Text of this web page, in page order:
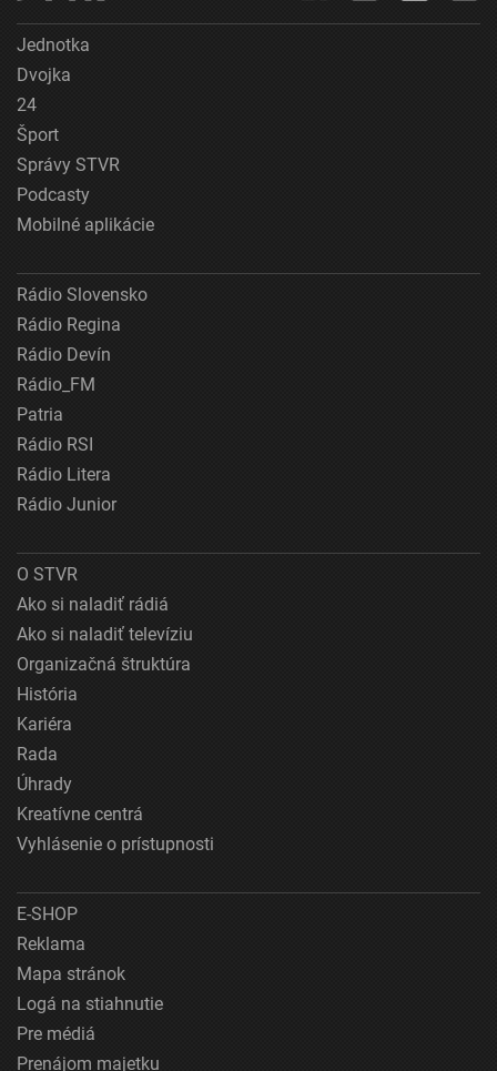
Jednotka
Dvojka
24
Šport
Správy STVR
Podcasty
Mobilné aplikácie
Rádio Slovensko
Rádio Regina
Rádio Devín
Rádio_FM
Patria
Rádio RSI
Rádio Litera
Rádio Junior
O STVR
Ako si naladiť rádiá
Ako si naladiť televíziu
Organizačná štruktúra
História
Kariéra
Rada
Úhrady
Kreatívne centrá
Vyhlásenie o prístupnosti
E-SHOP
Reklama
Mapa stránok
Logá na stiahnutie
Pre médiá
Prenájom majetku